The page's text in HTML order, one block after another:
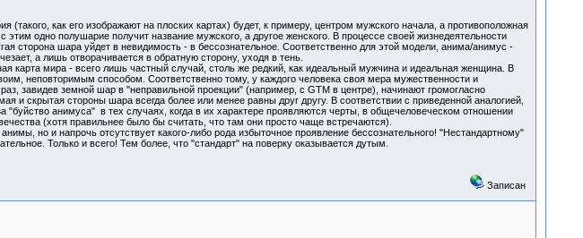
как его изображают на плоских картах) будет, к примеру, центром мужского начала, а противоположная
одно полушарие получит название мужского, а другое женского. В процессе своей жизнедеятельности
сторона шара уйдет в невидимость - в бессознательное. Соответственно для этой модели, анима/анимус -
а лишь отворачивается в обратную сторону, уходя в тень.
карта мира - всего лишь частный случай, столь же редкий, как идеальный мужчина и идеальная женщина. В
неповторимым способом. Соответственно тому, у каждого человека своя мера мужественности и
завидев земной шар в "неправильной проекции" (например, с GTM в центре), начинают громогласно
и скрытая стороны шара всегда более или менее равны друг другу. В соответствии с приведенной аналогией,
"буйство анимуса" в тех случаях, когда в их характере проявляются черты, в общечеловеческом отношении
(хотя правильнее было бы считать, что там они просто чаще встречаются).
но и напрочь отсутствует какого-либо рода избыточное проявление бессознательного! "Нестандартному"
Только и всего! Тем более, что "стандарт" на поверку оказывается дутым.
Записан